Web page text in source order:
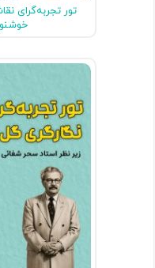
تور تجربه‌گرای